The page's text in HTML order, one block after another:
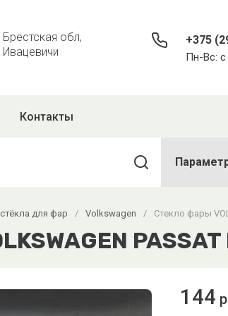
Брестская обл,
Ивацевичи
+375
Пн-Вс: с
Контакты
для фар / Volkswagen / Стекло фары
144